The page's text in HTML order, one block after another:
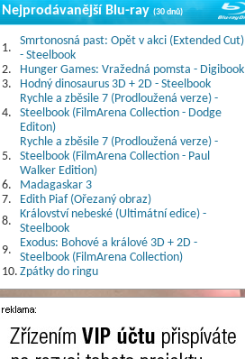
Nejprodávanější Blu-ray(30 dnů)
1.
Smrtonosná past: Opět v akci (Extended Cut)
- Steelbook
2.
Hunger Games: Vražedná pomsta - Digibook
3.
Hodný dinosaurus 3D + 2D - Steelbook
4.
Rychle a zběsile 7 (Prodloužená verze) -
Steelbook (FilmArena Collection - Dodge
Editon)
5.
Rychle a zběsile 7 (Prodloužená verze) -
Steelbook (FilmArena Collection - Paul
Walker Edition)
6.
Madagaskar 3
7.
Edith Piaf (Ořezaný obraz)
8.
Království nebeské (Ultimátní edice) -
Steelbook
9.
Exodus: Bohové a králové 3D + 2D -
Steelbook (FilmArena Collection)
10. Zpátky do ringu